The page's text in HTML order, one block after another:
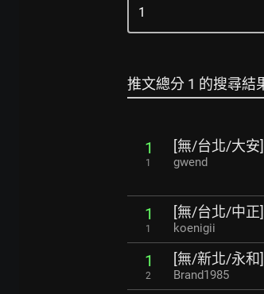
推文總分 1 的搜尋結
1
1
[無/台北/大安
gwend
1
1
[無/台北/中正
koenigii
1
2
[無/新北/永和
Brand1985